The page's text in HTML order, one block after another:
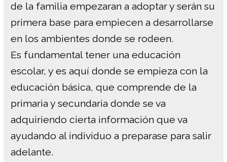
de la familia empezaran a adoptar y serán su
primera base para empiecen a desarrollarse
en los ambientes donde se rodeen.
Es fundamental tener una educación
escolar, y es aquí donde se empieza con la
educación básica, que comprende de la
primaria y secundaria donde se va
adquiriendo cierta información que va
ayudando al individuo a preparase para salir
adelante.